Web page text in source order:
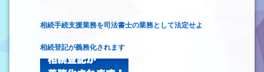
相続手続支援業務を司法書士の業務として法定せよ
相続登記が義務化されます